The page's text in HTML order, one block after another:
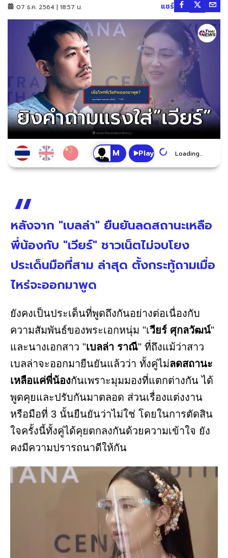
07 ธ.ค. 2564 | 18:57 น. แชร์
Play Loading...
หลังจาก "เบลล่า" ยืนยันลดสถานะเหลือ
พี่น้องกับ "เวียร์" ชาวเน็ตไม่จบโยง
ประเด็นมือที่สาม ล่าสุด ตั้งกระทู้ถามเมื่อ
ไหร่จะออกมาพูด
ยังคงเป็นประเด็นที่พูดถึงกันอย่างต่อเนื่องกับ
ความสัมพันธ์ของพระเอกหนุ่ม "เวียร์ ศุกลวัฒน์"
และนางเอกสาว "เบลล่า ราณี" ที่ถึงแม้ว่าสาว
เบลล่าจะออกมายืนยันแล้วว่า ทั้งคู่ไม่ลดสถานะ
เหลือแค่พี่น้องกันเพราะมุมมองที่แตกต่างกัน ได้
พูดคุยและปรับกันมาตลอด ส่วนเรื่องแต่งงาน
หรือมือที่ 3 นั้นยืนยันว่าไม่ใช่ โดยในการตัดสิน
ใจครั้งนี้ทั้งคู่ได้คุยตกลงกันด้วยความเข้าใจ ยัง
คงมีความปรารถนาดีให้กัน